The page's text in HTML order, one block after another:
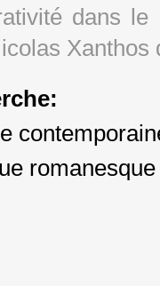
dans
romanesque